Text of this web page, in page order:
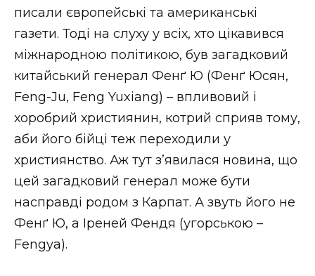
писали європейські та американські
газети. Тоді на слуху у всіх, хто цікавився
міжнародною політикою, був загадковий
китайський генерал Фенґ Ю (Фенґ Юсян,
Feng-Ju, Feng Yuxiang) – впливовий і
хоробрий християнин, котрий сприяв тому,
аби його бійці теж переходили у
християнство. Аж тут з’явилася новина, що
цей загадковий генерал може бути
насправді родом з Карпат. А звуть його не
Фенґ Ю, а Іреней Фендя (угорською –
Fengya).